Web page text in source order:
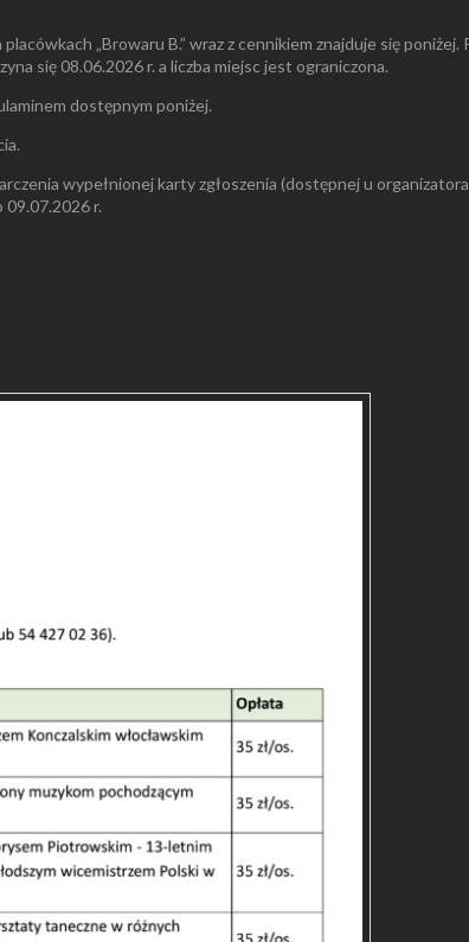
„Browaru B.” wraz z cennikiem znajduje się
się 08.06.2026 r. a liczba miejsc jest ograniczona.
dostępnym poniżej.
wypełnionej karty zgłoszenia (dostępnej u
09.07.2026 r.